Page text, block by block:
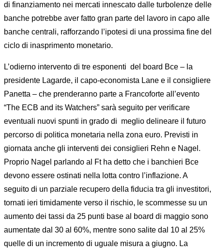
di finanziamento nei mercati innescato dalle turbolenze delle
banche potrebbe aver fatto gran parte del lavoro in capo alle
banche centrali, rafforzando l’ipotesi di una prossima fine del
ciclo di inasprimento monetario.
L’odierno intervento di tre esponenti del board Bce – la
presidente Lagarde, il capo-economista Lane e il consigliere
Panetta – che prenderanno parte a Francoforte all’evento
“The ECB and its Watchers” sarà seguito per verificare
eventuali nuovi spunti in grado di meglio delineare il futuro
percorso di politica monetaria nella zona euro. Previsti in
giornata anche gli interventi dei consiglieri Rehn e Nagel.
Proprio Nagel parlando al Ft ha detto che i banchieri Bce
devono essere ostinati nella lotta contro l’inflazione. A
seguito di un parziale recupero della fiducia tra gli investitori,
tornati ieri timidamente verso il rischio, le scommesse su un
aumento dei tassi da 25 punti base al board di maggio sono
aumentate dal 30 al 60%, mentre sono salite dal 10 al 25%
quelle di un incremento di uguale misura a giugno. La